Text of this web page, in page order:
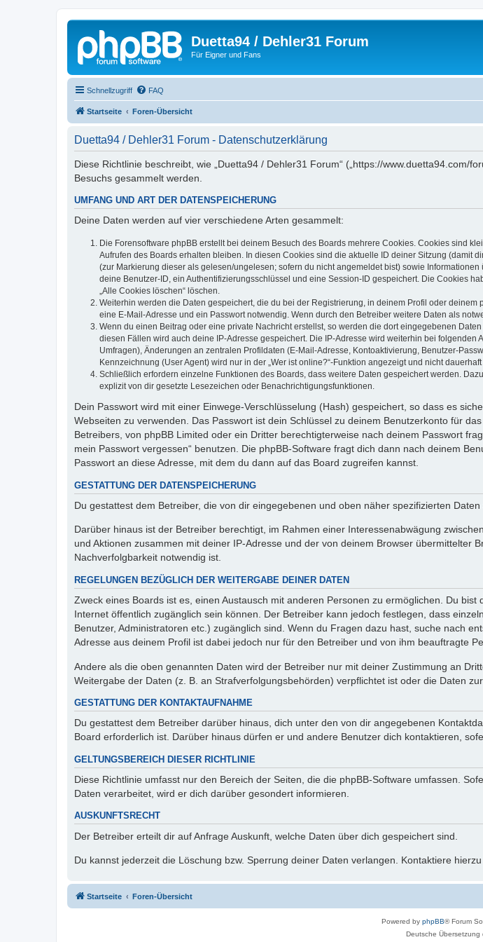
Duetta94 / Dehler31 Forum
Für Eigner und Fans
Schnellzugriff FAQ
Startseite Foren-Übersicht
Duetta94 / Dehler31 Forum - Datenschutzerklärung
Diese Richtlinie beschreibt, wie „Duetta94 / Dehler31 Forum“ („https://www.duetta94.com/
Besuchs gesammelt werden.
UMFANG UND ART DER DATENSPEICHERUNG
Deine Daten werden auf vier verschiedene Arten gesammelt:
Die Forensoftware phpBB erstellt bei deinem Besuch des Boards mehrere Cookies. Cookies sind
Aufrufen des Boards erhalten bleiben. In diesen Cookies sind die aktuelle ID deiner Sitzung
(zur Markierung dieser als gelesen/ungelesen; sofern du nicht angemeldet bist) sowie
deine Benutzer-ID, ein Authentifizierungsschlüssel und eine Session-ID gespeichert. Die Cookies
„Alle Cookies löschen“ löschen.
Weiterhin werden die Daten gespeichert, die du bei der Registrierung, in deinem Profil oder
eine E-Mail-Adresse und ein Passwort notwendig. Wenn durch den Betreiber weitere Daten als
Wenn du einen Beitrag oder eine private Nachricht erstellst, so werden die dort eingegebenen
diesen Fällen wird auch deine IP-Adresse gespeichert. Die IP-Adresse wird weiterhin bei
Umfragen), Änderungen an zentralen Profildaten (E-Mail-Adresse, Kontoaktivierung, Benutzer-
Kennzeichnung (User Agent) wird nur in der „Wer ist online?“-Funktion angezeigt und nicht dauerhaft
Schließlich erfordern einzelne Funktionen des Boards, dass weitere Daten gespeichert werden.
explizit von dir gesetzte Lesezeichen oder Benachrichtigungsfunktionen.
Dein Passwort wird mit einer Einwege-Verschlüsselung (Hash) gespeichert, so dass es
Webseiten zu verwenden. Das Passwort ist dein Schlüssel zu deinem Benutzerkonto für
Betreibers, von phpBB Limited oder ein Dritter berechtigterweise nach deinem Passwort
mein Passwort vergessen“ benutzen. Die phpBB-Software fragt dich dann nach deinem
Passwort an diese Adresse, mit dem du dann auf das Board zugreifen kannst.
GESTATTUNG DER DATENSPEICHERUNG
Du gestattest dem Betreiber, die von dir eingegebenen und oben näher spezifizierten
Darüber hinaus ist der Betreiber berechtigt, im Rahmen einer Interessenabwägung
und Aktionen zusammen mit deiner IP-Adresse und der von deinem Browser
Nachverfolgbarkeit notwendig ist.
REGELUNGEN BEZÜGLICH DER WEITERGABE DEINER DATEN
Zweck eines Boards ist es, einen Austausch mit anderen Personen zu ermöglichen. Du
Internet öffentlich zugänglich sein können. Der Betreiber kann jedoch festlegen, dass
Benutzer, Administratoren etc.) zugänglich sind. Wenn du Fragen dazu hast, suche nach
Adresse aus deinem Profil ist dabei jedoch nur für den Betreiber und von ihm beauftragte
Andere als die oben genannten Daten wird der Betreiber nur mit deiner Zustimmung an
Weitergabe der Daten (z. B. an Strafverfolgungsbehörden) verpflichtet ist oder die Daten
GESTATTUNG DER KONTAKTAUFNAHME
Du gestattest dem Betreiber darüber hinaus, dich unter den von dir angegebenen
Board erforderlich ist. Darüber hinaus dürfen er und andere Benutzer dich kontaktieren,
GELTUNGSBEREICH DIESER RICHTLINIE
Diese Richtlinie umfasst nur den Bereich der Seiten, die die phpBB-Software umfassen.
Daten verarbeitet, wird er dich darüber gesondert informieren.
AUSKUNFTSRECHT
Der Betreiber erteilt dir auf Anfrage Auskunft, welche Daten über dich gespeichert sind.
Du kannst jederzeit die Löschung bzw. Sperrung deiner Daten verlangen. Kontaktiere
Startseite Foren-Übersicht
Powered by phpBB® Forum
Deutsche Übersetzung